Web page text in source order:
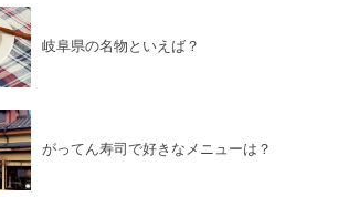
岐阜県の名物といえば？
がってん寿司で好きなメニューは？